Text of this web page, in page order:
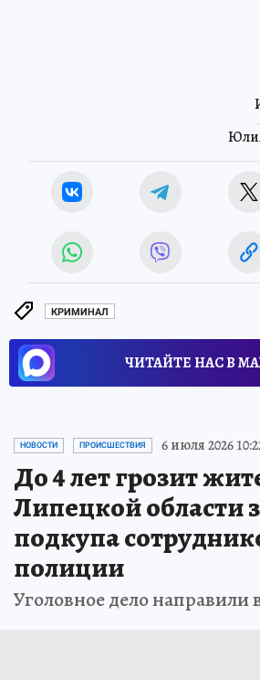
КРИМИНАЛ
ЧИТАЙТЕ НАС В
НОВОСТИ ПРОИСШЕСТВИЯ 6 июля 2026
До 4 лет грозит
Липецкой области
подкупа
полиции
Уголовное дело направили